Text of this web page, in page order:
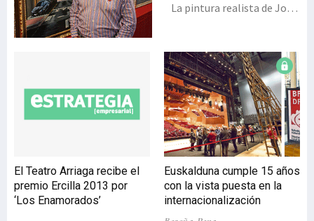
La pintura realista de José
Reproducciones Artísticas
de Bilbao, dependiente de
la Diputación Foral de
Bizkaia y del Área de
Cultura y Educación del
Ayuntamiento de Bilbao,
con 17 obras que podrán
21 de abril. Bajo el título
‘Paisaje urbano de Bilbao’,
José Ramón Muro Pereg
El Teatro Arriaga recibe el
premio Ercilla 2013 por
‘Los Enamorados’
Euskalduna cumple 15 años
con la vista puesta en la
internacionalización